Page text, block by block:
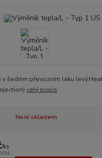
v šedém převozním laku
celý popis
Není skladem
/ks